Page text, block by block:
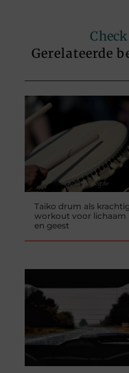
Gerelateerde
Taiko drum als
workout voor lichaam
en geest